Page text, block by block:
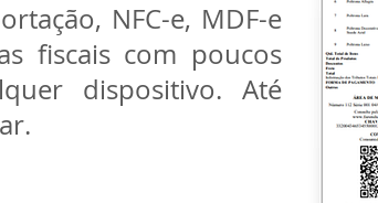
NFC-e, MDF-e
fiscais com poucos
dispositivo. Até